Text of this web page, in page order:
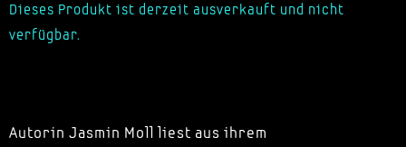
Dieses Produkt ist derzeit ausverkauft und nicht
verfügbar.
Autorin Jasmin Moll liest aus ihrem